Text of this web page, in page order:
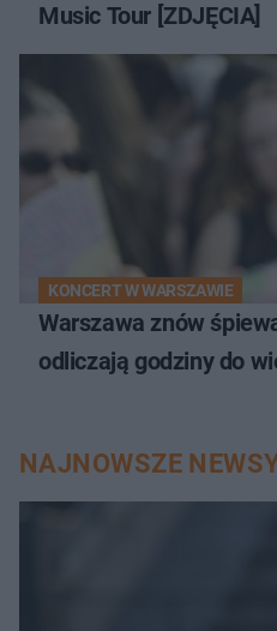
Music Tour [ZDJĘCIA]
KONCERT W WARSZAWIE
Warszawa znów
odliczają godziny do
NAJNOWSZE